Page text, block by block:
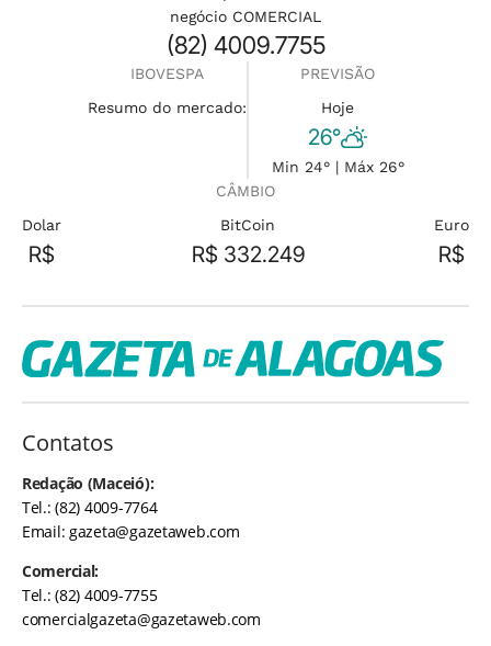
negócio COMERCIAL
(82) 4009.7755
IBOVESPA
Resumo do mercado:
PREVISÃO
Hoje
26°
Min 24° | Máx 26°
CÂMBIO
Dolar
R$
BitCoin
R$ 332.249
Euro
R$
Contatos
Redação (Maceió):
Tel.: (82) 4009-7764
Email:gazeta@gazetaweb.com
Comercial:
Tel.: (82) 4009-7755
comercialgazeta@gazetaweb.com